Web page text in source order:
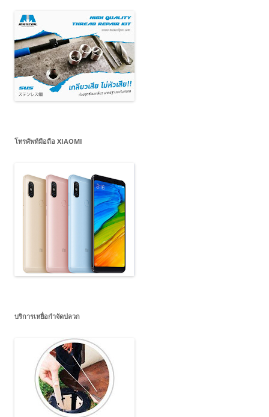
โทรศัพท์มือถือ XIAOMI
บริการเหยื่อกำจัดปลวก